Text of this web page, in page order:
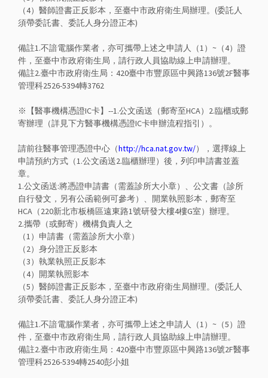
（4）醫師證書正反影本，至臺中市政府衛生局辦理。(委託人
須帶委託書、委託人身分證正本)
備註1.不諳電腦作業者，亦可攜帶上述之申請人（1）~（4）證
件，至臺中市政府衛生局，請行政人員協助線上申請辦理。
備註2.臺中市政府衛生局：420臺中市豐原區中興路136號2F醫事
管理科2526-5394轉3762
※【醫事機構憑證IC卡】--1.公文函送（郵寄至HCA）2.臨櫃或郵
寄辦理（詳見下方醫事機構憑證IC卡申辦流程指引）。
請前往醫事管理憑證中心（http://hca.nat.gov.tw/），選擇線上
申請預約方式（1.公文函送2.臨櫃辦理）後，列印申請書並蓋
章。
1.公文函送:將憑證申請書（需蓋診所大小章）、公文書（診所
自行發文，另有公函範例可參考）、開業執照影本，郵寄至
HCA（220新北市板橋區遠東路1號研發大樓4樓G室）辦理。
2.攜帶（或郵寄）機構負責人之
（1）申請書（需蓋診所大小章）
（2）身分證正反影本
（3）執業執照正反影本
（4）開業執照影本
（5）醫師證書正反影本，至臺中市政府衛生局辦理。(委託人
須帶委託書、委託人身分證正本)
備註1.不諳電腦作業者，亦可攜帶上述之申請人（1）~（5）證
件，至臺中市政府衛生局，請行政人員協助線上申請辦理。
備註2.臺中市政府衛生局：420臺中市豐原區中興路136號2F醫事
管理科2526-5394轉2540彭小姐